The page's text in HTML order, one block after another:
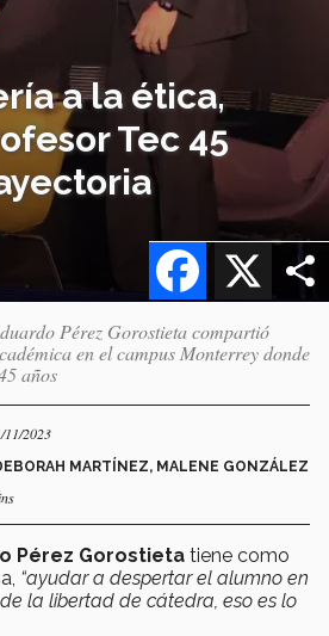
a la ética,
Tec 45
X
Facebook
Pérez Gorostieta compartió
en el campus Monterrey donde
años
11/2023
MARTÍNEZ, MALENE GONZÁLEZ
Pérez Gorostieta tiene como
“ayudar a despertar el alumno en
la libertad de cátedra, eso es lo